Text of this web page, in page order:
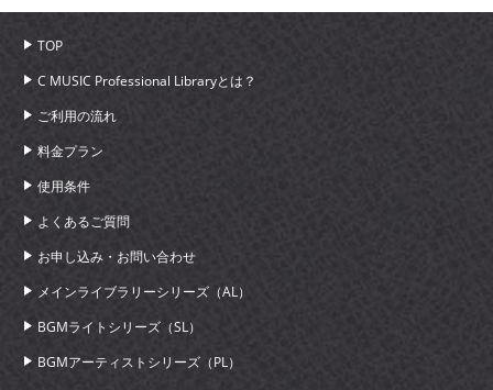
TOP
C MUSIC Professional Libraryとは？
ご利用の流れ
料金プラン
使用条件
よくあるご質問
お申し込み・お問い合わせ
メインライブラリーシリーズ（AL）
BGMライトシリーズ（SL）
BGMアーティストシリーズ（PL）